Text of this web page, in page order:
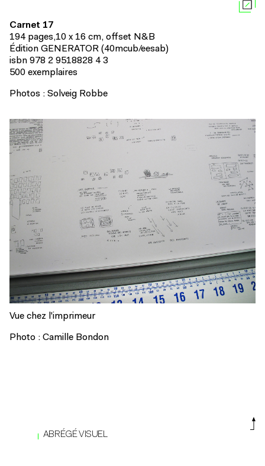
Carnet 17
194 pages,10 x 16 cm, offset N&B
Édition GENERATOR (40mcub/eesab)
isbn 978 2 9518828 4 3
500 exemplaires
Photos : Solveig Robbe
Vue chez l'imprimeur
Photo : Camille Bondon
ABRÉGÉ VISUEL